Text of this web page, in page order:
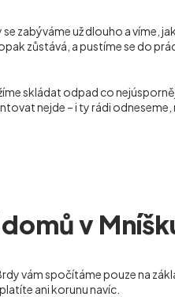
zabýváme už dlouho a víme,
zůstává, a pustíme se do
skládat odpad co
nejde – i ty rádi
v
vám spočítáme pouze na
ani korunu navíc.